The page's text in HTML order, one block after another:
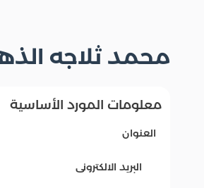
محمد ثلاجه
معلومات المورد الأساسية
العنوان
البريد الالكترونى